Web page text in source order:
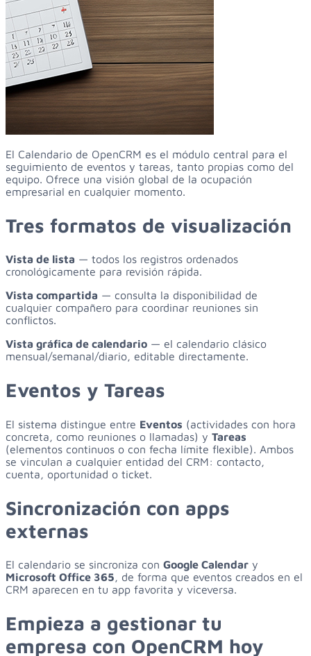
El Calendario de OpenCRM es el módulo central para el
seguimiento de eventos y tareas, tanto propias como del
equipo. Ofrece una visión global de la ocupación
empresarial en cualquier momento.
Tres formatos de visualización
Vista de lista — todos los registros ordenados
cronológicamente para revisión rápida.
Vista compartida — consulta la disponibilidad de
cualquier compañero para coordinar reuniones sin
conflictos.
Vista gráfica de calendario — el calendario clásico
mensual/semanal/diario, editable directamente.
Eventos y Tareas
El sistema distingue entre Eventos (actividades con hora
concreta, como reuniones o llamadas) y Tareas
(elementos continuos o con fecha límite flexible). Ambos
se vinculan a cualquier entidad del CRM: contacto,
cuenta, oportunidad o ticket.
Sincronización con apps
externas
El calendario se sincroniza con Google Calendar y
Microsoft Office 365, de forma que eventos creados en el
CRM aparecen en tu app favorita y viceversa.
Empieza a gestionar tu
empresa con OpenCRM hoy